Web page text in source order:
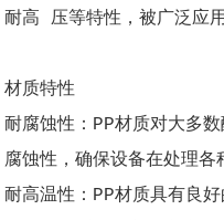
耐高 压等特性，被广泛应
材质特性
耐腐蚀性：PP材质对大多
腐蚀性，确保设备在处理各
耐高温性：PP材质具有良